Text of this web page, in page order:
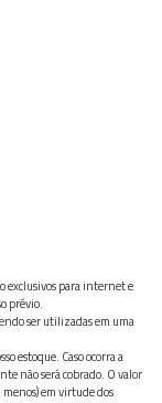
exclusivos para internet e
prévio.
ser utilizadas em uma
estoque. Caso ocorra a
não será cobrado. O valor
menos) em virtude dos